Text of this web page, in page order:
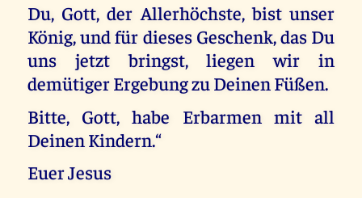
Du, Gott, der Allerhöchste, bist unser
König, und für dieses Geschenk, das Du
uns jetzt bringst, liegen wir in
demütiger Ergebung zu Deinen Füßen.
Bitte, Gott, habe Erbarmen mit all
Deinen Kindern.“
Euer Jesus